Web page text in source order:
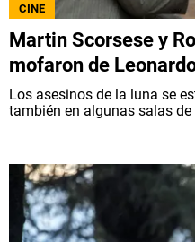
CINE
Martin Scorsese y
mofaron de
Los asesinos de la luna se
también en algunas salas de